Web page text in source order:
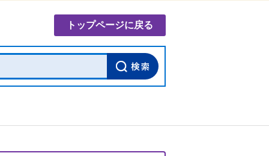
トップページに戻る